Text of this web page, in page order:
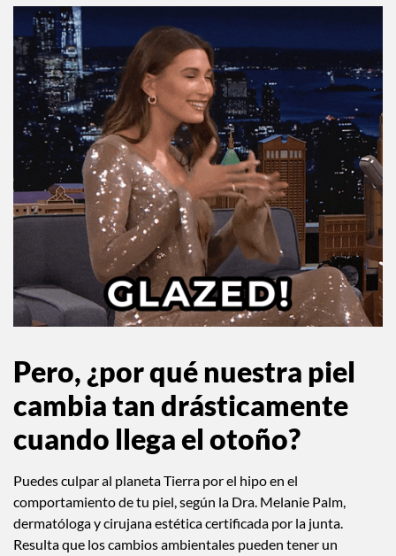
Pero, ¿por qué nuestra piel
cambia tan drásticamente
cuando llega el otoño?
Puedes culpar al planeta Tierra por el hipo en el
comportamiento de tu piel, según la Dra. Melanie Palm,
dermatóloga y cirujana estética certificada por la junta.
Resulta que los cambios ambientales pueden tener un